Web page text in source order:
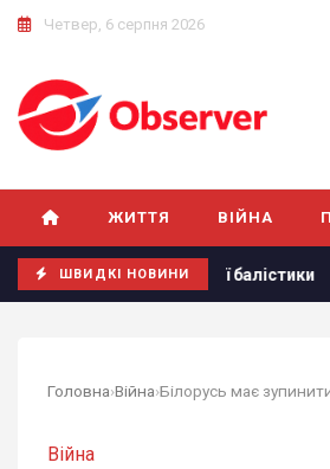
Четвер, 6 серпня 2026
ЖИТТЯ ВІЙНА
ШВИДКІ НОВИНИ
української балістики
Головна›Війна›
Війна